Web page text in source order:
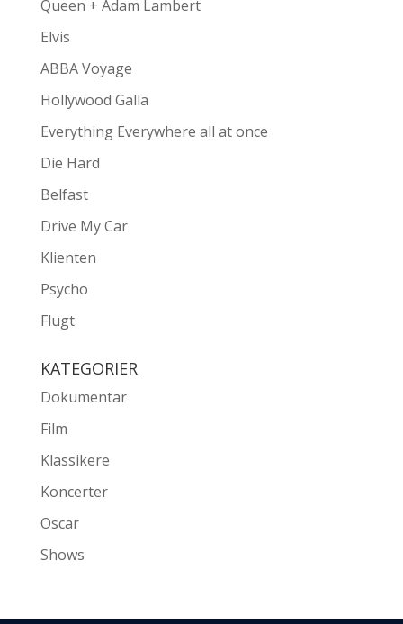
Queen + Adam Lambert
Elvis
ABBA Voyage
Hollywood Galla
Everything Everywhere all at once
Die Hard
Belfast
Drive My Car
Klienten
Psycho
Flugt
KATEGORIER
Dokumentar
Film
Klassikere
Koncerter
Oscar
Shows